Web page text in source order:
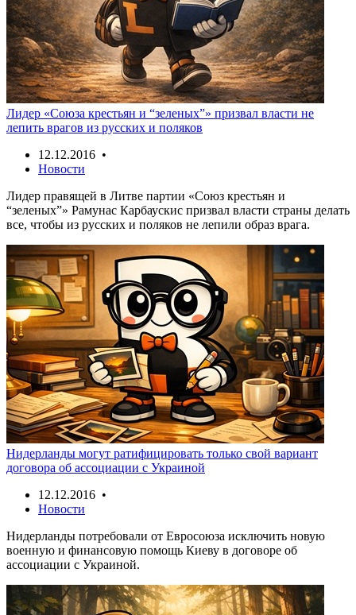
Лидер «Союза крестьян и “зеленых”» призвал власти не
лепить врагов из русских и поляков
12.12.2016 •
Новости
Лидер правящей в Литве партии «Союз крестьян и
“зеленых”» Рамунас Карбаускис призвал власти страны делать
все, чтобы из русских и поляков не лепили образ врага.
Нидерланды могут ратифицировать только свой вариант
договора об ассоциации с Украиной
12.12.2016 •
Новости
Нидерланды потребовали от Евросоюза исключить новую
военную и финансовую помощь Киеву в договоре об
ассоциации с Украиной.